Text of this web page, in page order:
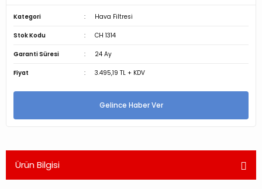
Kategori Hava Filtresi
Stok Kodu CH 1314
Garanti Süresi 24 Ay
Fiyat 3.495,19 TL + KDV
Gelince Haber Ver
Ürün Bilgisi